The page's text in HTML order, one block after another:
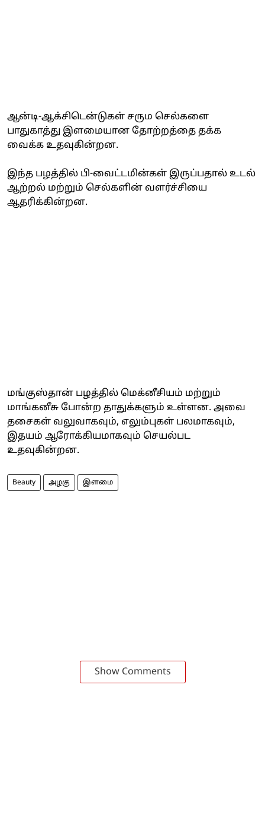
ஆன்டி-ஆக்சிடென்டுகள் சரும செல்களை
பாதுகாத்து இளமையான தோற்றத்தை தக்க
வைக்க உதவுகின்றன.
இந்த பழத்தில் பி-வைட்டமின்கள் இருப்பதால் உடல்
ஆற்றல் மற்றும் செல்களின் வளர்ச்சியை
ஆதரிக்கின்றன.
மங்குஸ்தான் பழத்தில் மெக்னீசியம் மற்றும்
மாங்கனீசு போன்ற தாதுக்களும் உள்ளன. அவை
தசைகள் வலுவாகவும், எலும்புகள் பலமாகவும்,
இதயம் ஆரோக்கியமாகவும் செயல்பட
உதவுகின்றன.
Beauty அழகு இளமை
Show Comments